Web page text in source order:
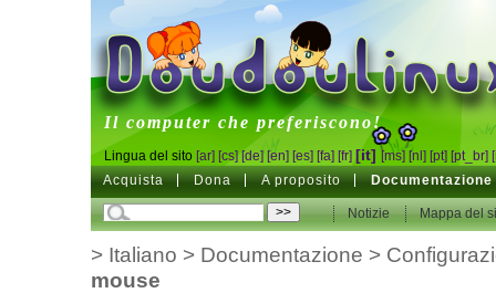
DoudouLinux
Il computer che preferiscono!
Lingua del sito [ar] [cs] [de] [en] [es] [fa] [fr] [it] [ms] [nl] [pt] [pt_br]
Acquista Dona A proposito Documentazione
Notizie Mappa del
> Italiano > Documentazione >
mouse